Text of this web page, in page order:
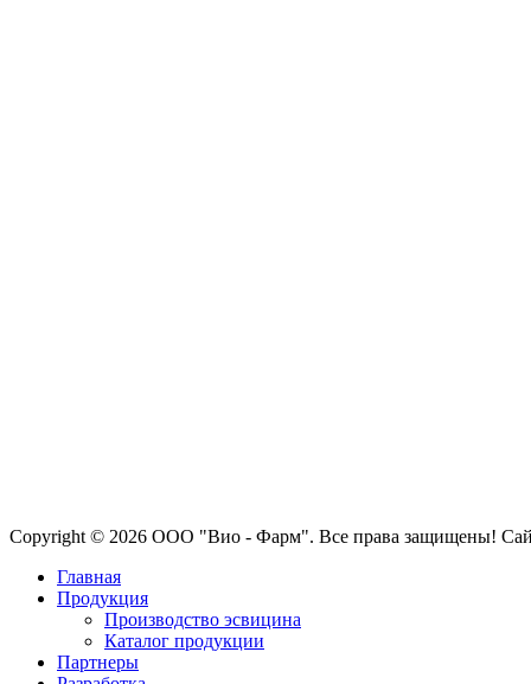
Copyright © 2026 ООО "Вио - Фарм". Все права защищены!
Главная
Продукция
Производство эсвицина
Каталог продукции
Партнеры